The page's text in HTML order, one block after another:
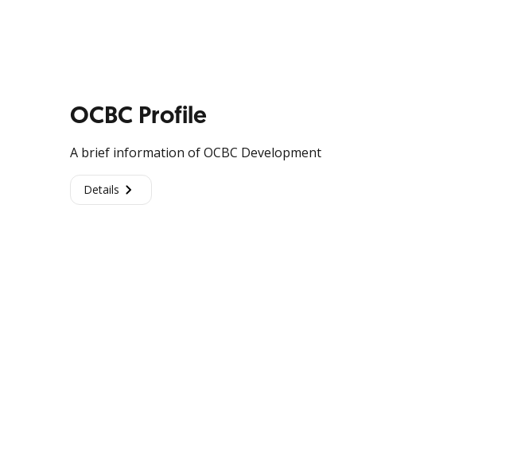
OCBC Profile
A brief information of OCBC Development
Details